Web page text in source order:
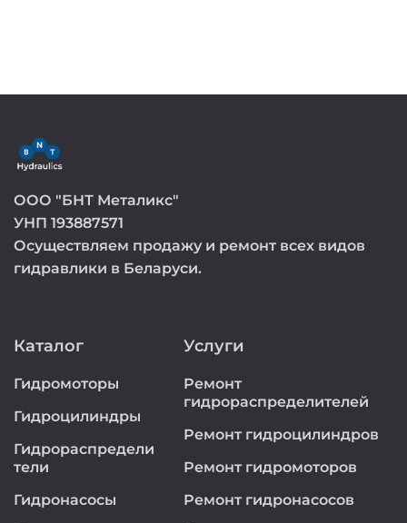
ООО "БНТ Металикс"
УНП 193887571
Осуществляем продажу и ремонт всех видов
гидравлики в Беларуси.
Каталог
Гидромоторы
Гидроцилиндры
Гидрораспредели
тели
Гидронасосы
Услуги
Ремонт
гидрораспределителей
Ремонт гидроцилиндров
Ремонт гидромоторов
Ремонт гидронасосов